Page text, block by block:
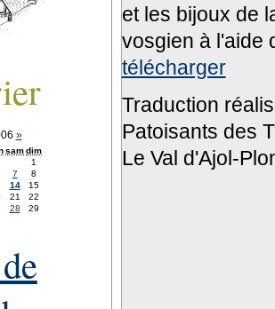
et les bijoux de
vosgien à l'aide
télécharger
Traduction
Patoisants des
Le Val d'Ajol-
»
samdim
1
7
8
14
15
21
22
28
29